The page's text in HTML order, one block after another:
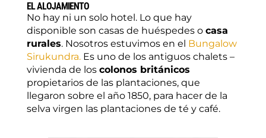
EL ALOJAMIENTO
No hay ni un solo hotel. Lo que hay
disponible son casas de huéspedes o casa
rurales. Nosotros estuvimos en el Bungalow
Sirukundra.Es uno de los antiguos chalets –
vivienda de los colonos británicos
propietarios de las plantaciones, que
llegaron sobre el año 1850, para hacer de la
selva virgen las plantaciones de té y café.